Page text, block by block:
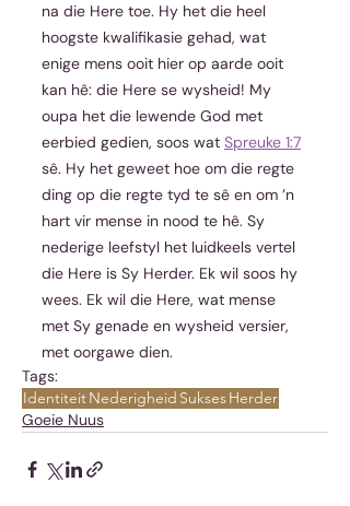
na die Here toe. Hy het die heel
hoogste kwalifikasie gehad, wat
enige mens ooit hier op aarde ooit
kan hê: die Here se wysheid! My
oupa het die lewende God met
eerbied gedien, soos wat Spreuke 1:7
sê. Hy het geweet hoe om die regte
ding op die regte tyd te sê en om ’n
hart vir mense in nood te hê. Sy
nederige leefstyl het luidkeels vertel
die Here is Sy Herder. Ek wil soos hy
wees. Ek wil die Here, wat mense
met Sy genade en wysheid versier,
met oorgawe dien.
Tags:
IdentiteitNederigheid SuksesHerder
Goeie Nuus